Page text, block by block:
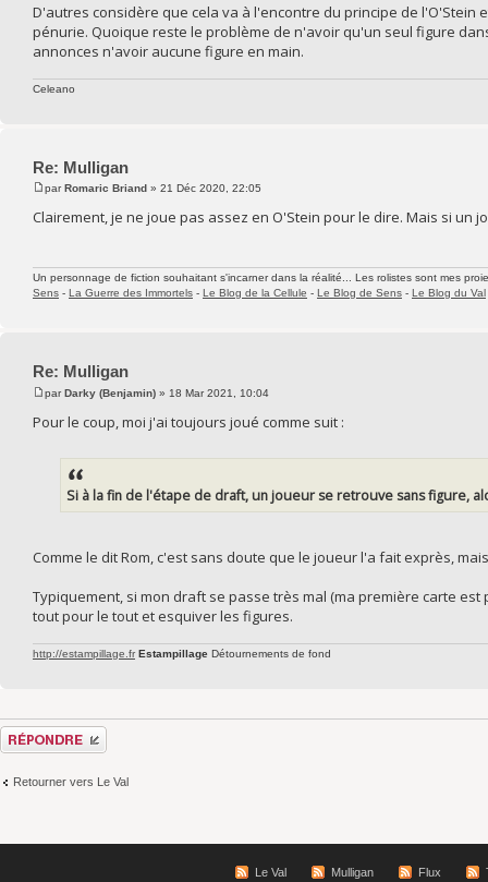
D'autres considère que cela va à l'encontre du principe de
pénurie. Quoique reste le problème de n'avoir qu'un seul figure
annonces n'avoir aucune figure en main.
Celeano
Re: Mulligan
parRomaric Briand » 21 Déc 2020, 22:05
Clairement, je ne joue pas assez en O'Stein pour le dire. Mais si
Un personnage de fiction souhaitant s'incarner dans la réalité... Les rolistes sont mes
Sens - La Guerre des Immortels - Le Blog de la Cellule - Le Blog de Sens - Le Blog du Val
Re: Mulligan
parDarky (Benjamin) » 18 Mar 2021, 10:04
Pour le coup, moi j'ai toujours joué comme suit :
Si à la fin de l'étape de draft, un joueur se retrouve sans figure,
Comme le dit Rom, c'est sans doute que le joueur l'a fait exprès,
Typiquement, si mon draft se passe très mal (ma première carte
tout pour le tout et esquiver les figures.
http://estampillage.fr Estampillage Détournements de fond
Répondre
Retourner vers Le Val
Le Val Mulligan Flux